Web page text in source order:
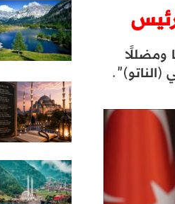
ومضللًا